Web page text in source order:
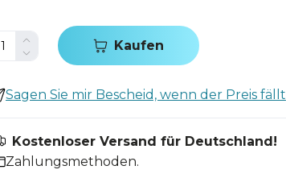
Kaufen
Sagen Sie mir Bescheid, wenn der Preis fällt
Kostenloser Versand für Deutschland!
Zahlungsmethoden.